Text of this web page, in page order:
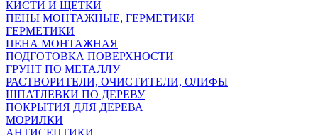
КИСТИ И ЩЕТКИ
ПЕНЫ МОНТАЖНЫЕ, ГЕРМЕТИКИ
ГЕРМЕТИКИ
ПЕНА МОНТАЖНАЯ
ПОДГОТОВКА ПОВЕРХНОСТИ
ГРУНТ ПО МЕТАЛЛУ
РАСТВОРИТЕЛИ, ОЧИСТИТЕЛИ, ОЛИФЫ
ШПАТЛЕВКИ ПО ДЕРЕВУ
ПОКРЫТИЯ ДЛЯ ДЕРЕВА
МОРИЛКИ
АНТИСЕПТИКИ